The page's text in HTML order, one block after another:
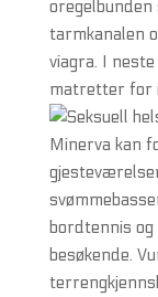
tarmkanalen
viagra. I
matretter for
Minerva kan
bordtennis
besøkende.